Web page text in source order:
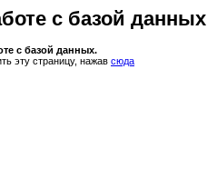
с базой данных
с базой данных.
эту страницу, нажав сюда